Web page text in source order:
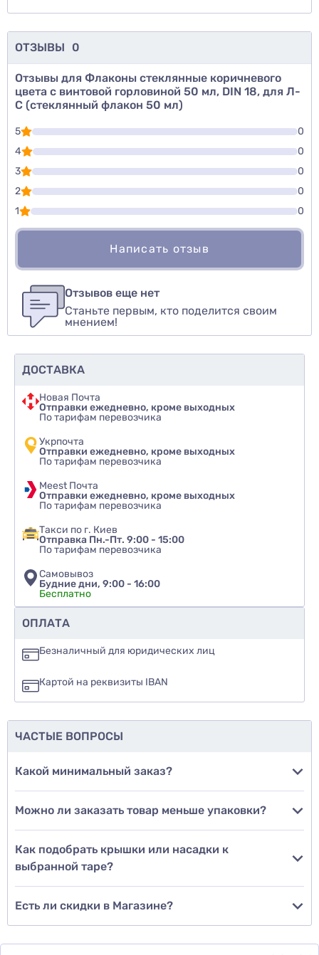
ОТЗЫВЫ 0
Отзывы для Флаконы стеклянные коричневого
цвета с винтовой горловиной 50 мл, DIN 18, для Л-
С (стеклянный флакон 50 мл)
5
0
4
0
3
0
2
0
1
0
Написать отзыв
авторизуйтесь иливойдите
Оценить товар
Рекомендуете ли вы этот товар
да
еще не знаю
Добавить отзыв
Отзывов еще нет
Станьте первым, кто поделится своим
мнением!
ДОСТАВКА
Новая Почта
Отправки ежедневно, кроме выходных
По тарифам перевозчика
Укрпочта
Отправки ежедневно, кроме выходных
По тарифам перевозчика
Meest Почта
Отправки ежедневно, кроме выходных
По тарифам перевозчика
Такси по г. Киев
Отправка Пн.-Пт. 9:00 - 15:00
По тарифам перевозчика
Самовывоз
Будние дни, 9:00 - 16:00
Бесплатно
ОПЛАТА
Безналичный для юридических лиц
Картой на реквизиты IBAN
ЧАСТЫЕ ВОПРОСЫ
Какой минимальный заказ?
Можно ли заказать товар меньше упаковки?
Как подобрать крышки или насадки к
выбранной таре?
Есть ли скидки в Магазине?